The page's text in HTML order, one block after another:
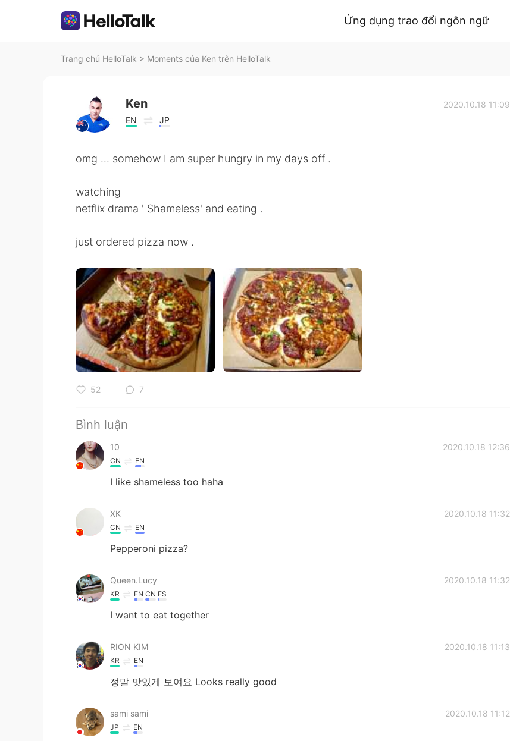
Ứng dụng trao đổi ngôn ngữ
Trang chủ HelloTalk > Moments của Ken trên HelloTalk
Ken
EN JP
2020.10.18 11:09
omg ... somehow I am super hungry in my days off .
watching
netflix drama ' Shameless' and eating .
just ordered pizza now .
52 7
Bình luận
10 2020.10.18 12:36
CN EN
I like shameless too haha
XK 2020.10.18 11:32
CN EN
Pepperoni pizza?
Queen.Lucy 2020.10.18 11:32
KR EN CN ES
I want to eat together
RION KIM 2020.10.18 11:13
KR EN
정말 맛있게 보여요 Looks really good
sami sami 2020.10.18 11:12
JP EN